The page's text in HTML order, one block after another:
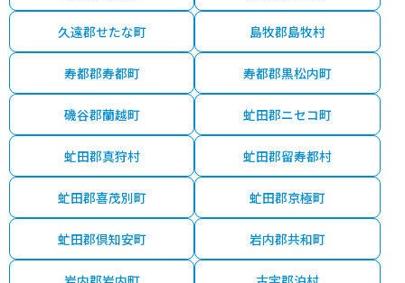
久遠郡せたな町 島牧郡島牧村
寿都郡寿都町 寿都郡黒松内町
磯谷郡蘭越町 虻田郡ニセコ町
虻田郡真狩村 虻田郡留寿都村
虻田郡喜茂別町 虻田郡京極町
虻田郡倶知安町 岩内郡共和町